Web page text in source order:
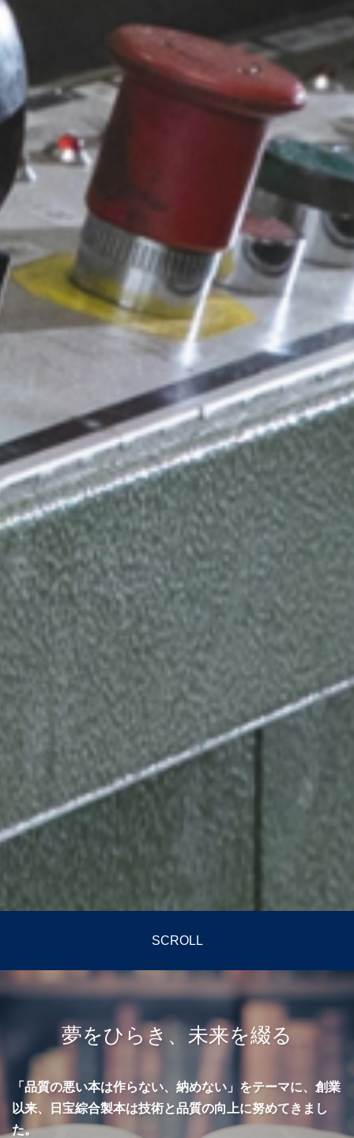
SCROLL
夢をひらき、未来を綴る
「品質の悪い本は作らない、納めない」をテーマに、創業
以来、日宝綜合製本は技術と品質の向上に努めてきまし
た。